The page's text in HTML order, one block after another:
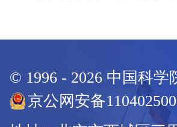
© 1996 - 2026 中国科学
京公网安备